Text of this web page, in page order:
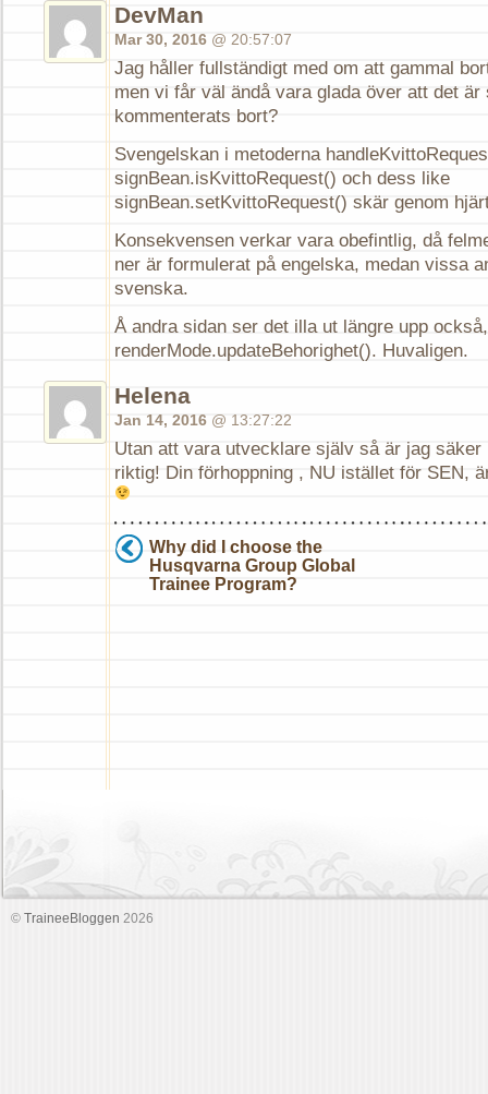
DevMan
Mar 30, 2016 @ 20:57:07
Jag håller fullständigt med om att gammal
men vi får väl ändå vara glada över att det
kommenterats bort?
Svengelskan i metoderna
signBean.isKvittoRequest() och dess like
signBean.setKvittoRequest() skär genom
Konsekvensen verkar vara obefintlig, då
ner är formulerat på engelska, medan vissa
svenska.
Å andra sidan ser det illa ut längre upp
renderMode.updateBehorighet(). Huvaligen.
Helena
Jan 14, 2016 @ 13:27:22
Utan att vara utvecklare själv så är jag säker
riktig! Din förhoppning , NU istället för SEN,
Why did I choose the
Husqvarna Group Global
Trainee Program?
© TraineeBloggen 2026